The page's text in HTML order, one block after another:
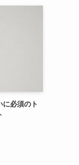
に必須のト